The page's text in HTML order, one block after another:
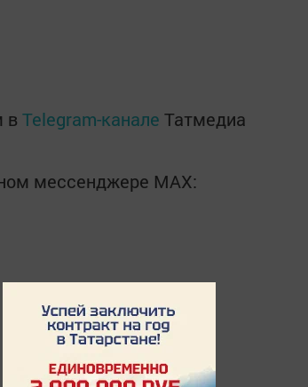
в Telegram-канале Татмедиа
мессенджере MАХ: